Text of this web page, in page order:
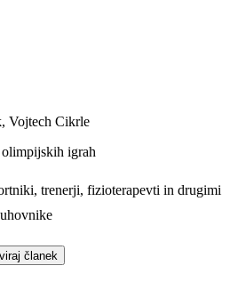
Vojtech Cikrle
igrah
trenerji, fizioterapevti in drugimi
članek